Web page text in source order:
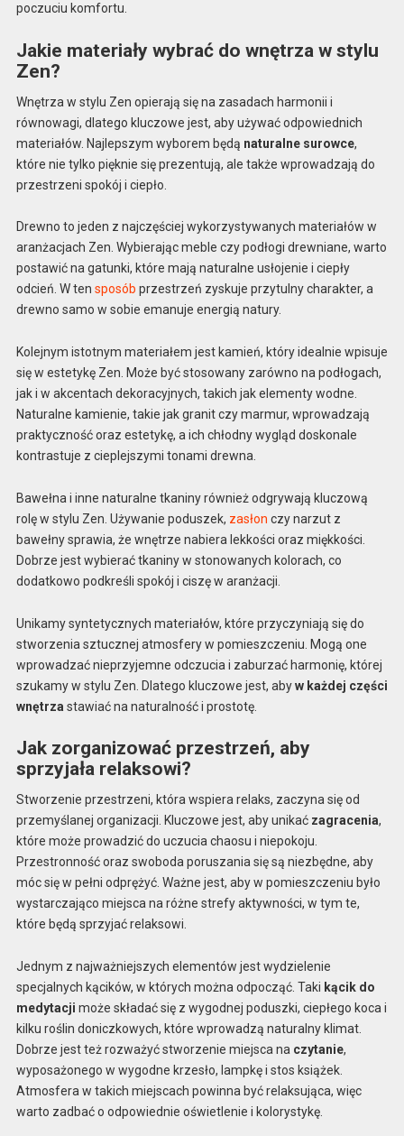
poczuciu komfortu.
Jakie materiały wybrać do wnętrza w stylu
Zen?
Wnętrza w stylu Zen opierają się na zasadach harmonii i
równowagi, dlatego kluczowe jest, aby używać odpowiednich
materiałów. Najlepszym wyborem będą naturalne surowce,
które nie tylko pięknie się prezentują, ale także wprowadzają do
przestrzeni spokój i ciepło.
Drewno to jeden z najczęściej wykorzystywanych materiałów w
aranżacjach Zen. Wybierając meble czy podłogi drewniane, warto
postawić na gatunki, które mają naturalne usłojenie i ciepły
odcień. W ten sposób przestrzeń zyskuje przytulny charakter, a
drewno samo w sobie emanuje energią natury.
Kolejnym istotnym materiałem jest kamień, który idealnie wpisuje
się w estetykę Zen. Może być stosowany zarówno na podłogach,
jak i w akcentach dekoracyjnych, takich jak elementy wodne.
Naturalne kamienie, takie jak granit czy marmur, wprowadzają
praktyczność oraz estetykę, a ich chłodny wygląd doskonale
kontrastuje z cieplejszymi tonami drewna.
Bawełna i inne naturalne tkaniny również odgrywają kluczową
rolę w stylu Zen. Używanie poduszek, zasłon czy narzut z
bawełny sprawia, że wnętrze nabiera lekkości oraz miękkości.
Dobrze jest wybierać tkaniny w stonowanych kolorach, co
dodatkowo podkreśli spokój i ciszę w aranżacji.
Unikamy syntetycznych materiałów, które przyczyniają się do
stworzenia sztucznej atmosfery w pomieszczeniu. Mogą one
wprowadzać nieprzyjemne odczucia i zaburzać harmonię, której
szukamy w stylu Zen. Dlatego kluczowe jest, abyw każdej części
wnętrza stawiać na naturalność i prostotę.
Jak zorganizować przestrzeń, aby
sprzyjała relaksowi?
Stworzenie przestrzeni, która wspiera relaks, zaczyna się od
przemyślanej organizacji. Kluczowe jest, aby unikać zagracenia,
które może prowadzić do uczucia chaosu i niepokoju.
Przestronność oraz swoboda poruszania się są niezbędne, aby
móc się w pełni odprężyć. Ważne jest, aby w pomieszczeniu było
wystarczająco miejsca na różne strefy aktywności, w tym te,
które będą sprzyjać relaksowi.
Jednym z najważniejszych elementów jest wydzielenie
specjalnych kącików, w których można odpocząć. Taki kącik do
medytacji może składać się z wygodnej poduszki, ciepłego koca i
kilku roślin doniczkowych, które wprowadzą naturalny klimat.
Dobrze jest też rozważyć stworzenie miejsca na czytanie,
wyposażonego w wygodne krzesło, lampkę i stos książek.
Atmosfera w takich miejscach powinna być relaksująca, więc
warto zadbać o odpowiednie oświetlenie i kolorystykę.